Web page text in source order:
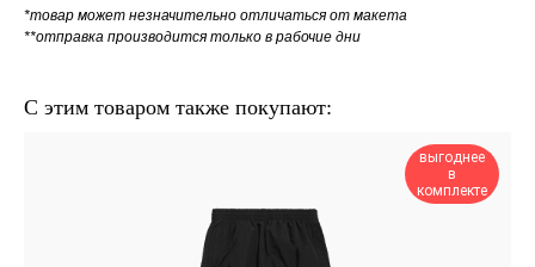
*товар может незначительно отличаться от макета
**отправка производится только в рабочие дни
С этим товаром также покупают:
выгоднее
в
комплекте